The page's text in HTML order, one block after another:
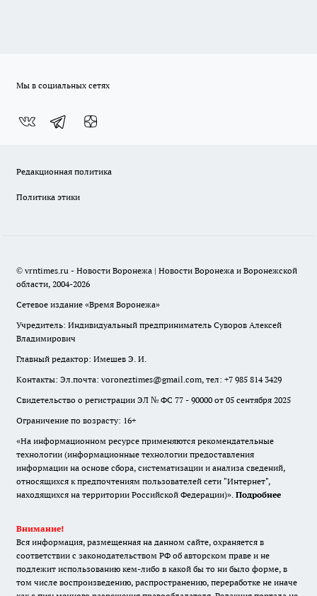
Мы в социальных сетях
Редакционная политика
Политика этики
© vrntimes.ru - Новости Воронежа | Новости Воронежа и Воронежской
области, 2004-2026
Сетевое издание «Время Воронежа»
Учредитель: Индивидуальный предприниматель Суворов Алексей
Владимирович
Главный редактор: Имешев Э. И.
Контакты: Эл.почта: voroneztimes@gmail.com, тел: +7 985 814 3429
Свидетельство о регистрации ЭЛ № ФС 77 - 90000 от 05 сентября 2025
Ограничение по возрасту: 16+
«На информационном ресурсе применяются рекомендательные
технологии (информационные технологии предоставления
информации на основе сбора, систематизации и анализа сведений,
относящихся к предпочтениям пользователей сети "Интернет",
находящихся на территории Российской Федерации)». Подробнее
Внимание!
Вся информация, размещенная на данном сайте, охраняется в
соответствии с законодательством РФ об авторском праве и не
подлежит использованию кем-либо в какой бы то ни было форме, в
том числе воспроизведению, распространению, переработке не иначе